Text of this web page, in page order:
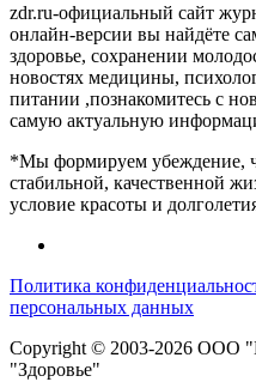
zdr.ru-официальный сайт
онлайн-версии вы найдёте
здоровье, сохранении
новостях медицины,
питании ,познакомитесь с
самую актуальную
*Мы формируем убеждение,
стабильной, качественной
условие красоты и
Политика
персональных данных
Copyright © 2003-2026 ООО
"Здоровье"